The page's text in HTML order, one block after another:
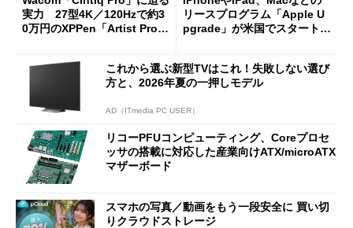
実力 27型4K／120Hzで約3
0万円のXPPen「Artist Pro 2
リースプログラム「Apple U
pgrade」が米国でスタート／
ut」が明...
これから選ぶ新型TVはこれ！失敗しない選び
方と、2026年夏の一押しモデル
AD（ITmedia PC USER）
リコーPFUコンピューティング、Coreプロセ
ッサの搭載に対応した産業向けATX/microATX
マザーボード
スマホの写真／動画をもう一段安全に 買い切
りクラウドストレージ